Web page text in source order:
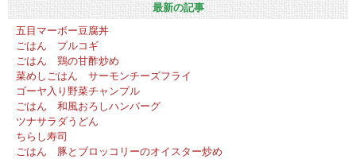
最新の記事
五目マーボー豆腐丼
ごはん プルコギ
ごはん 鶏の甘酢炒め
菜めしごはん サーモンチーズフライ
ゴーヤ入り野菜チャンプル
ごはん 和風おろしハンバーグ
ツナサラダうどん
ちらし寿司
ごはん 豚とブロッコリーのオイスター炒め